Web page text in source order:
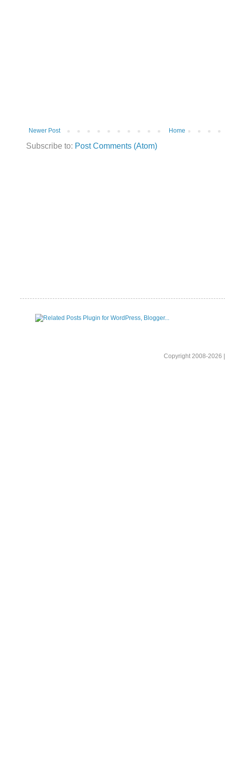
Newer Post Home
Subscribe to: Post Comments (Atom)
Copyright 2008-2026